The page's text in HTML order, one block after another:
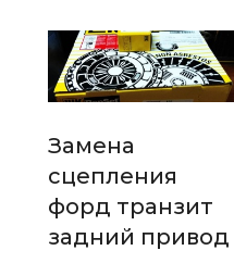
Замена
сцепления
форд транзит
задний привод